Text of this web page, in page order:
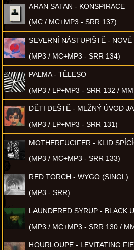
ARAN SATAN - KONSPIRACE
(MC / MC+MP3 - SRR 137)
SEVERNÍ NÁSTUPIŠTĚ - NOVÉ
(MP3 / MC+MP3 - SRR 134)
PALMA - TĚLESO
(MP3 / LP+MP3 - SRR 132 /
DĚTI DEŠTĚ - MLŽNÝ ÚVOD
(MP3 / LP+MP3 - SRR 131)
MOTHERFUCIFER - KLID
(MP3 / MC+MP3 - SRR 133)
RED TORCH - WYGO (SINGL)
(MP3 - SRR)
LAUNDERED SYRUP - BLACK
(MP3 / MC+MP3 - SRR 130 /
HOURLOUPE - LEVITATING